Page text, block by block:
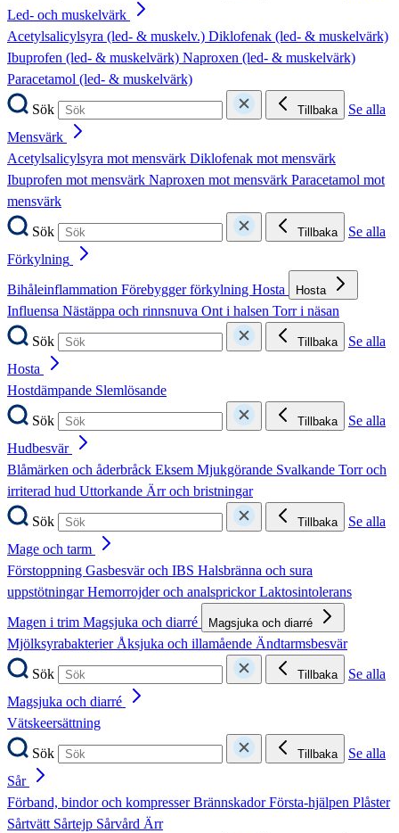
Led- och muskelvärk
Acetylsalicylsyra (led- & muskelv.) Diklofenak (led- & muskelvärk)
Ibuprofen (led- & muskelvärk) Naproxen (led- & muskelvärk)
Paracetamol (led- & muskelvärk)
Sök
Tillbaka
Se alla
Mensvärk
Acetylsalicylsyra mot mensvärk Diklofenak mot mensvärk
Ibuprofen mot mensvärk Naproxen mot mensvärk Paracetamol mot
mensvärk
Sök
Tillbaka
Se alla
Förkylning
Bihåleinflammation Förebygger förkylning Hosta Hosta
Influensa Nästäppa och rinnsnuva Ont i halsen Torr i näsan
Sök
Tillbaka
Se alla
Hosta
Hostdämpande Slemlösande
Sök
Tillbaka
Se alla
Hudbesvär
Blåmärken och åderbråck Eksem Mjukgörande Svalkande Torr och
irriterad hud Uttorkande Ärr och bristningar
Sök
Tillbaka
Se alla
Mage och tarm
Förstoppning Gasbesvär och IBS Halsbränna och sura
uppstötningarHemorrojder och analsprickorLaktosintolerans
Magen i trim Magsjuka och diarré Magsjuka och diarré
MjölksyrabakterierÅksjuka och illamående Ändtarmsbesvär
Sök
Tillbaka
Se alla
Magsjuka och diarré
Vätskeersättning
Sök
Tillbaka
Se alla
Sår
Förband, bindor och kompresserBrännskadorFörsta-hjälpen Plåster
Sårtvätt Sårtejp Sårvård Ärr